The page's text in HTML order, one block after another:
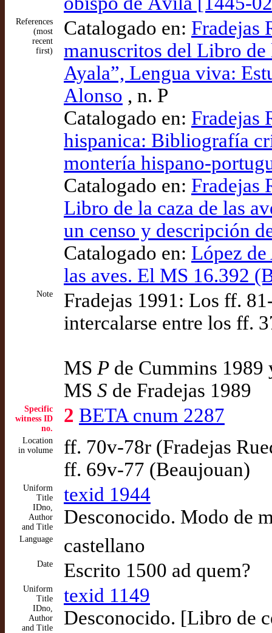
References
(most
recent
first)
Catalogado en: Fradejas
manuscritos del Libro de
Ayala”, Lengua viva:
Alonso , n. P
Catalogado en: Fradejas
hispanica: Bibliografía
montería hispano-
Catalogado en: Fradejas
Libro de la caza de las
un censo y descripción
Catalogado en: López
las aves. El MS 16.392
Note
Fradejas 1991: Los ff.
intercalarse entre los ff.
MS P de Cummins 1989
MS S de Fradejas 1989
Specific
witness ID
no.
2 BETA cnum 2287
Location
in volume
ff. 70v-78r (Fradejas
ff. 69v-77 (Beaujouan)
Uniform
Title
IDno,
Author
and Title
texid 1944
Desconocido. Modo de
Language castellano
Date Escrito 1500 ad quem?
Uniform
Title
IDno,
Author
and Title
texid 1149
Desconocido. [Libro de